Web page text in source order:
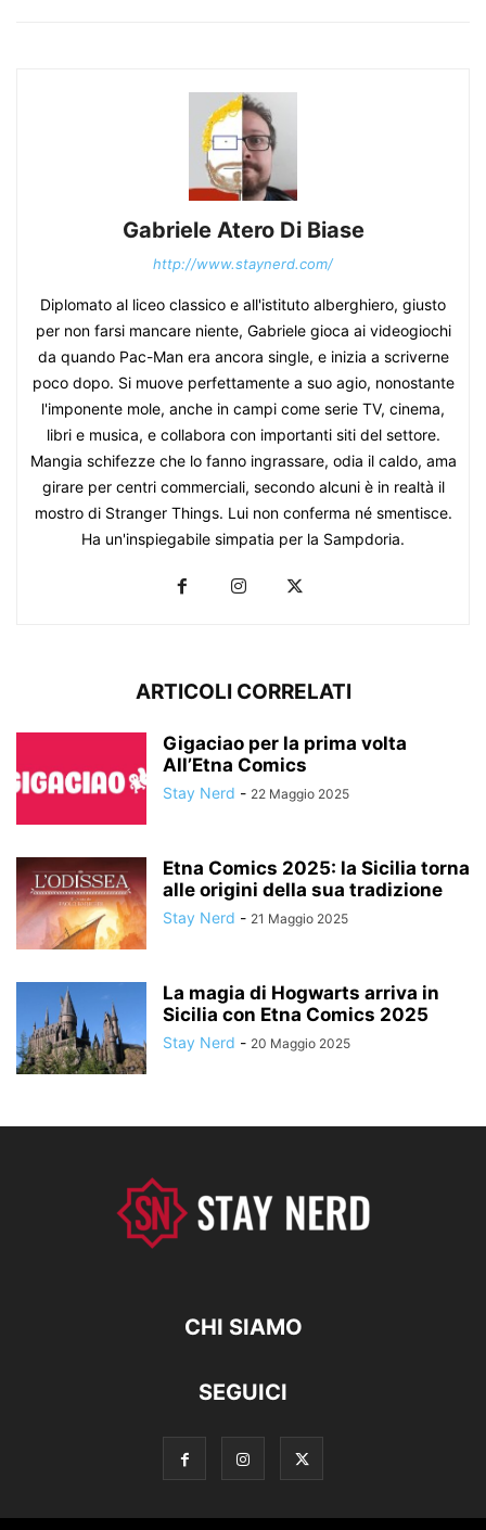
Gabriele Atero Di Biase
http://www.staynerd.com/
Diplomato al liceo classico e all'istituto alberghiero, giusto
per non farsi mancare niente, Gabriele gioca ai videogiochi
da quando Pac-Man era ancora single, e inizia a scriverne
poco dopo. Si muove perfettamente a suo agio, nonostante
l'imponente mole, anche in campi come serie TV, cinema,
libri e musica, e collabora con importanti siti del settore.
Mangia schifezze che lo fanno ingrassare, odia il caldo, ama
girare per centri commerciali, secondo alcuni è in realtà il
mostro di Stranger Things. Lui non conferma né smentisce.
Ha un'inspiegabile simpatia per la Sampdoria.
ARTICOLI CORRELATI
Gigaciao per la prima volta
All’Etna Comics
Stay Nerd - 22 Maggio 2025
Etna Comics 2025: la Sicilia torna
alle origini della sua tradizione
Stay Nerd - 21 Maggio 2025
La magia di Hogwarts arriva in
Sicilia con Etna Comics 2025
Stay Nerd - 20 Maggio 2025
CHI SIAMO
SEGUICI